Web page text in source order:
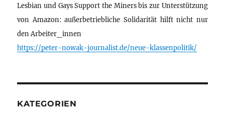
Lesbian und Gays Support the Miners bis zur Unterstützung
von Amazon: außerbetriebliche Solidarität hilft nicht nur
den Arbeiter_innen
https://peter-nowak-journalist.de/neue-klassenpolitik/
KATEGORIEN